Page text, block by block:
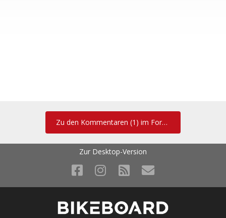
Zu den Kommentaren (1) im Forum
Zur Desktop-Version